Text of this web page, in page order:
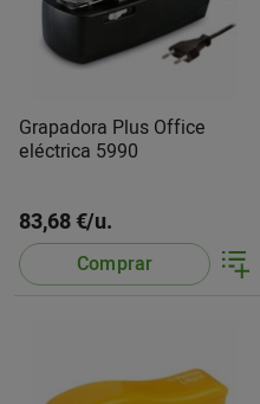
Grapadora Plus Office
eléctrica 5990
83,68 €/u.
Comprar